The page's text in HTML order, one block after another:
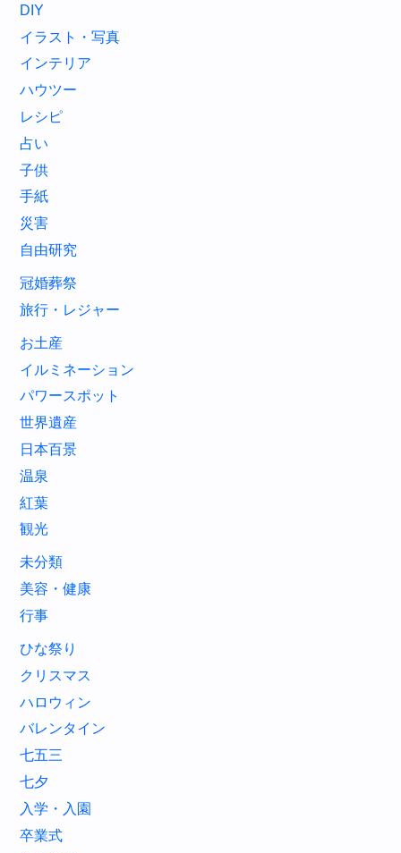
DIY
イラスト・写真
インテリア
ハウツー
レシピ
占い
子供
手紙
災害
自由研究
冠婚葬祭
旅行・レジャー
お土産
イルミネーション
パワースポット
世界遺産
日本百景
温泉
紅葉
観光
未分類
美容・健康
行事
ひな祭り
クリスマス
ハロウィン
バレンタイン
七五三
七夕
入学・入園
卒業式